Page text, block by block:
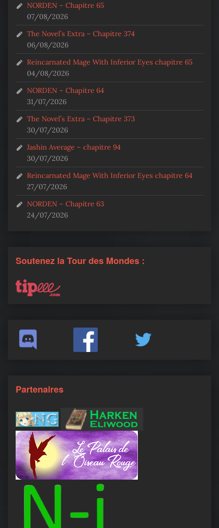
NORDEN – Chapitre 65
07/08/2026
The Novel’s Extra – Chapitre 374
06/08/2026
Reincarnated Mage With Inferior Eyes chapitre 65
04/08/2026
NORDEN – Chapitre 64
31/07/2026
The Novel’s Extra – Chapitre 373
30/07/2026
Jashin Average – chapitre 94
30/07/2026
Reincarnated Mage With Inferior Eyes chapitre 64
27/07/2026
NORDEN – Chapitre 63
24/07/2026
Soutenez la Tour des Mondes :
Partenaires